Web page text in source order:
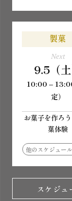
製菓
Next
9.5（土
10:00 –
定）
お菓子を作ろ
菓体験
他のスケジュー
スケジュ